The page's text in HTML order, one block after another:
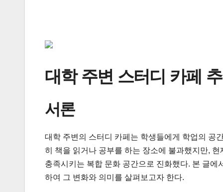
대학 주변 스터디 카페
서론
대학 주변의 스터디 카페는 학생들에게 학업의 공
히 책을 읽거나 공부를 하는 장소에 불과했지만,
충족시키는 복합 문화 공간으로 진화했다. 본 글
하여 그 변화와 의미를 살펴보고자 한다.